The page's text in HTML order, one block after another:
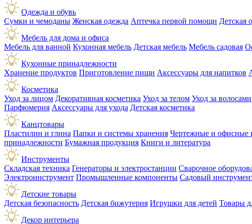
Одежда и обувь
Сумки и чемоданы Женская одежда Аптечка первой помощи Детская
Мебель для дома и офиса
Мебель для ванной Кухонная мебель Детская мебель Мебель садовая
Кухонные принадлежности
Хранение продуктов Приготовление пищи Аксессуары для напитков
Косметика
Уход за лицом Декоративная косметика Уход за телом Уход за волосами
Парфюмерия Аксессуары для ухода Детская косметика
Канцтовары
Пластилин и глина Папки и системы хранения Чертежные и офисные
принадлежности Бумажная продукция Книги и литература
Инструменты
Складская техника Генераторы и электростанции Сварочное
Электроинструмент Промышленные компоненты Садовый
Детские товары
Детская безопасность Детская бижутерия Игрушки для детей Товары
Декор интерьера